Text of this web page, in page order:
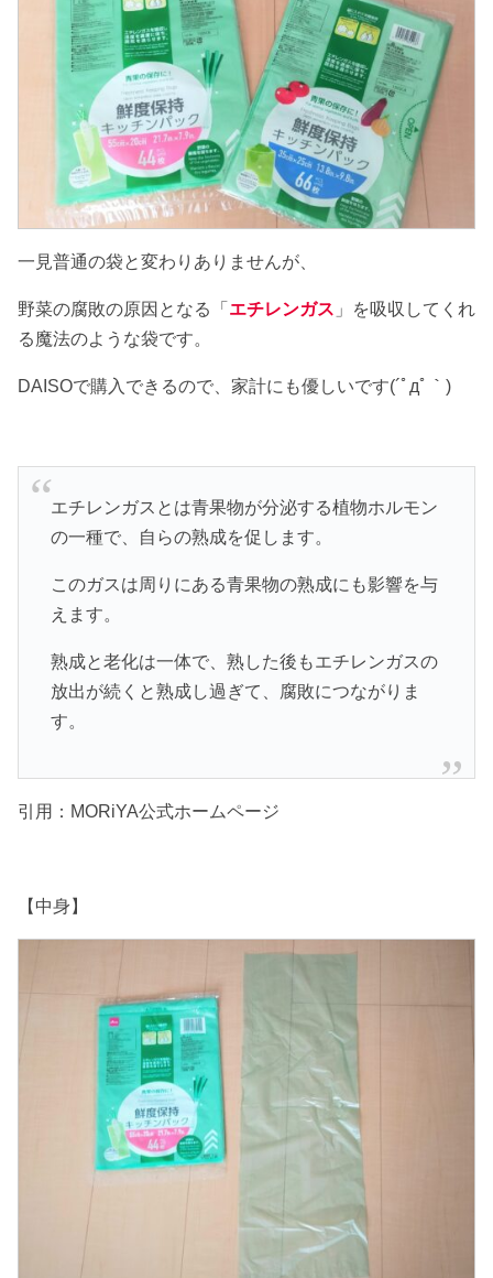
一見普通の袋と変わりありませんが、
野菜の腐敗の原因となる「 エチレンガス 」を吸収してくれ
る魔法のような袋です。
DAISOで購入できるので、家計にも優しいです(´ﾟдﾟ｀)
エチレンガスとは青果物が分泌する植物ホルモン
の一種で、自らの熟成を促します。
このガスは周りにある青果物の熟成にも影響を与
えます。
熟成と老化は一体で、熟した後もエチレンガスの
放出が続くと熟成し過ぎて、腐敗につながりま
す。
引用：MORiYA公式ホームページ
【中身】